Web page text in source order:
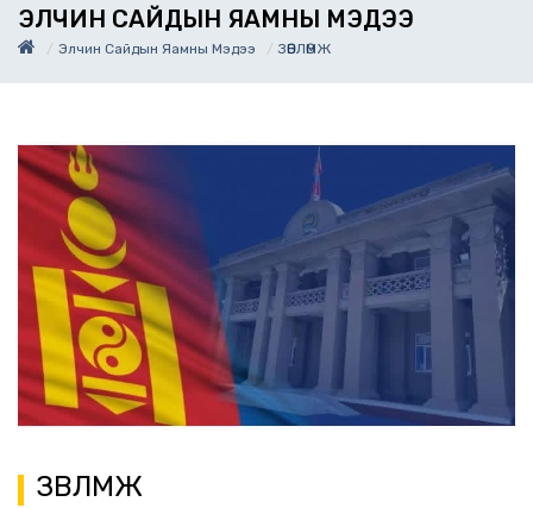
ЭЛЧИН САЙДЫН ЯАМНЫ МЭДЭЭ
Элчин Сайдын Яамны Мэдээ ЗӨВЛӨМЖ
ЗӨВЛӨМЖ